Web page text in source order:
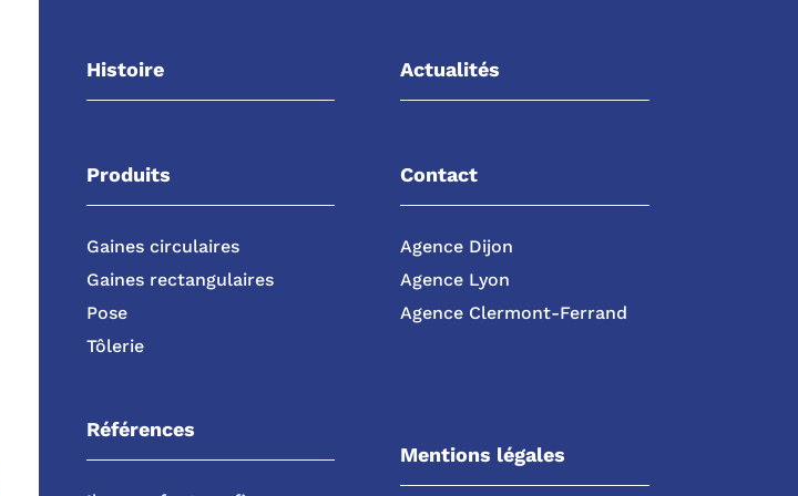
Histoire
Produits
Gaines circulaires
Gaines rectangulaires
Pose
Tôlerie
Références
Actualités
Contact
Agence Dijon
Agence Lyon
Agence Clermont-Ferrand
Mentions légales